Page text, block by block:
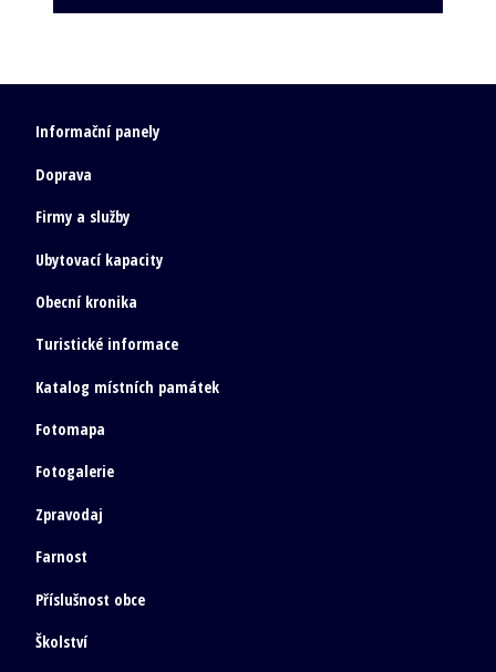
Informační panely
Doprava
Firmy a služby
Ubytovací kapacity
Obecní kronika
Turistické informace
Katalog místních památek
Fotomapa
Fotogalerie
Zpravodaj
Farnost
Příslušnost obce
Školství